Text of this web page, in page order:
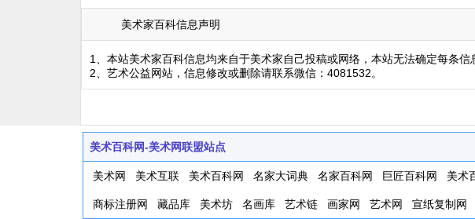
美术家百科信息声明
1、本站美术家百科信息均来自于美术家自己投稿或网络，本站无法确定每条信
2、艺术公益网站，信息修改或删除请联系微信：4081532。
美术百科网-美术网联盟站点
美术网 美术互联 美术百科网 名家大词典 名家百科网 巨匠百科网 美术
商标注册网 藏品库 美术坊 名画库 艺术链 画家网 艺术网 宣纸复制网